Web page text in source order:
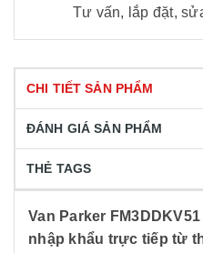
Tư vấn, lắp đặt,
CHI TIẾT SẢN PHẨM
ĐÁNH GIÁ SẢN PHẨM
THẺ TAGS
Van Parker
nhập khẩu trực tiếp từ